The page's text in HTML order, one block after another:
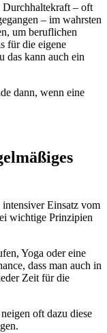
Durchhaltekraft – oft
– im wahrsten
um beruflichen
für die eigene
das kann auch ein
dann, wenn eine
Einsatz vom
wichtige Prinzipien
Yoga oder eine
dass man auch in
Zeit für die
oft dazu diese